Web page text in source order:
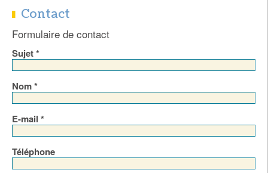
Contact
Formulaire de contact
Sujet *
Nom *
E-mail *
Téléphone